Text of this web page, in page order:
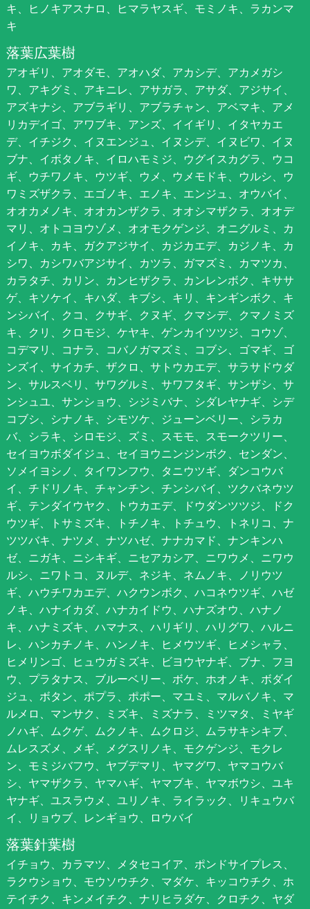
キ、ヒノキアスナロ、ヒマラヤスギ、モミノキ、ラカンマ
キ
落葉広葉樹
アオギリ、アオダモ、アオハダ、アカシデ、アカメガシ
ワ、アキグミ、アキニレ、アサガラ、アサダ、アジサイ、
アズキナシ、アブラギリ、アブラチャン、アベマキ、アメ
リカデイゴ、アワブキ、アンズ、イイギリ、イタヤカエ
デ、イチジク、イヌエンジュ、イヌシデ、イヌビワ、イヌ
ブナ、イボタノキ、イロハモミジ、ウグイスカグラ、ウコ
ギ、ウチワノキ、ウツギ、ウメ、ウメモドキ、ウルシ、ウ
ワミズザクラ、エゴノキ、エノキ、エンジュ、オウバイ、
オオカメノキ、オオカンザクラ、オオシマザクラ、オオデ
マリ、オトコヨウゾメ、オオモクゲンジ、オニグルミ、カ
イノキ、カキ、ガクアジサイ、カジカエデ、カジノキ、カ
シワ、カシワバアジサイ、カツラ、ガマズミ、カマツカ、
カラタチ、カリン、カンヒザクラ、カンレンボク、キササ
ゲ、キソケイ、キハダ、キブシ、キリ、キンギンボク、キ
ンシバイ、クコ、クサギ、クヌギ、クマシデ、クマノミズ
キ、クリ、クロモジ、ケヤキ、ゲンカイツツジ、コウゾ、
コデマリ、コナラ、コバノガマズミ、コブシ、ゴマギ、ゴ
ンズイ、サイカチ、ザクロ、サトウカエデ、サラサドウダ
ン、サルスベリ、サワグルミ、サワフタギ、サンザシ、サ
ンシュユ、サンショウ、シジミバナ、シダレヤナギ、シデ
コブシ、シナノキ、シモツケ、ジューンベリー、シラカ
バ、シラキ、シロモジ、ズミ、スモモ、スモークツリー、
セイヨウボダイジュ、セイヨウニンジンボク、センダン、
ソメイヨシノ、タイワンフウ、タニウツギ、ダンコウバ
イ、チドリノキ、チャンチン、チンシバイ、ツクバネウツ
ギ、テンダイウヤク、トウカエデ、ドウダンツツジ、ドク
ウツギ、トサミズキ、トチノキ、トチュウ、トネリコ、ナ
ツツバキ、ナツメ、ナツハゼ、ナナカマド、ナンキンハ
ゼ、ニガキ、ニシキギ、ニセアカシア、ニワウメ、ニワウ
ルシ、ニワトコ、ヌルデ、ネジキ、ネムノキ、ノリウツ
ギ、ハウチワカエデ、ハクウンボク、ハコネウツギ、ハゼ
ノキ、ハナイカダ、ハナカイドウ、ハナズオウ、ハナノ
キ、ハナミズキ、ハマナス、ハリギリ、ハリグワ、ハルニ
レ、ハンカチノキ、ハンノキ、ヒメウツギ、ヒメシャラ、
ヒメリンゴ、ヒュウガミズキ、ビヨウヤナギ、ブナ、フヨ
ウ、プラタナス、ブルーベリー、ボケ、ホオノキ、ボダイ
ジュ、ボタン、ポプラ、ポポー、マユミ、マルバノキ、マ
ルメロ、マンサク、ミズキ、ミズナラ、ミツマタ、ミヤギ
ノハギ、ムクゲ、ムクノキ、ムクロジ、ムラサキシキブ、
ムレスズメ、メギ、メグスリノキ、モクゲンジ、モクレ
ン、モミジバフウ、ヤブデマリ、ヤマグワ、ヤマコウバ
シ、ヤマザクラ、ヤマハギ、ヤマブキ、ヤマボウシ、ユキ
ヤナギ、ユスラウメ、ユリノキ、ライラック、リキュウバ
イ、リョウブ、レンギョウ、ロウバイ
落葉針葉樹
イチョウ、カラマツ、メタセコイア、ポンドサイプレス、
ラクウショウ、モウソウチク、マダケ、キッコウチク、ホ
テイチク、キンメイチク、ナリヒラダケ、クロチク、ヤダ